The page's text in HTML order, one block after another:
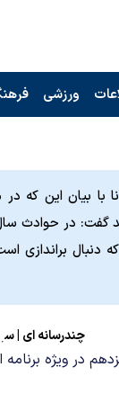
ورزشی
با بیان این که در
براندازی
چندرسانه ای
در ویژه برنامه